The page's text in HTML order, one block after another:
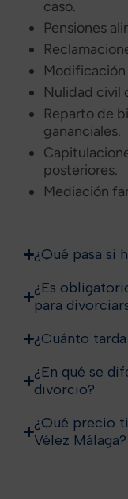
caso.
Pensiones
Nulidad civil
Reparto de
gananciales.
posteriores.
Mediación
¿Qué pasa si
¿Es
para
¿Cuánto
¿En qué se
divorcio?
¿Qué precio
Vélez Málaga?